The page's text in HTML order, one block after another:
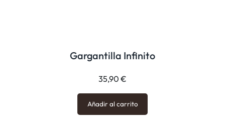
Gargantilla Infinito
35,90 €
Añadir al carrito